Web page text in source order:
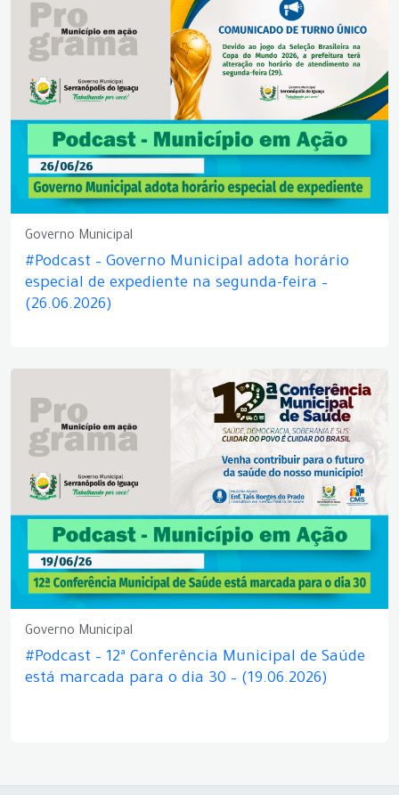
Governo Municipal
#Podcast – Governo Municipal adota horário
especial de expediente na segunda-feira –
(26.06.2026)
Governo Municipal
#Podcast – 12ª Conferência Municipal de Saúde
está marcada para o dia 30 – (19.06.2026)